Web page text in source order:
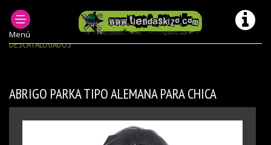
Menú
PRODUCTOS DESCATALOGADOS
CHICA CAZADORAS ABRIGOS MODELOS ANTERIORES/
DESCATALOGADOS
ABRIGO PARKA TIPO ALEMANA PARA CHICA